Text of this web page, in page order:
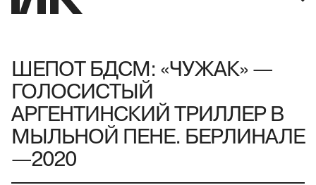
ШЕПОТ БДСМ: «ЧУЖАК» —
ГОЛОСИСТЫЙ
АРГЕНТИНСКИЙ ТРИЛЛЕР В
МЫЛЬНОЙ ПЕНЕ. БЕРЛИНАЛЕ
—2020